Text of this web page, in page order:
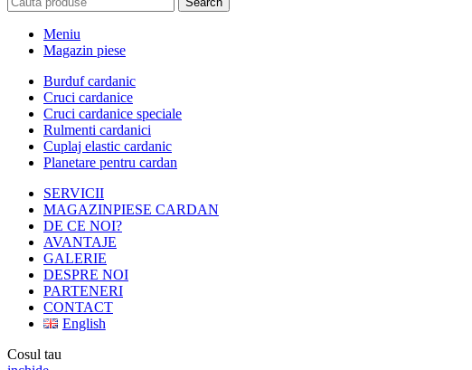
Meniu
Magazin piese
Burduf cardanic
Cruci cardanice
Cruci cardanice speciale
Rulmenti cardanici
Cuplaj elastic cardanic
Planetare pentru cardan
SERVICII
MAGAZINPIESE CARDAN
DE CE NOI?
AVANTAJE
GALERIE
DESPRE NOI
PARTENERI
CONTACT
English
Cosul tau